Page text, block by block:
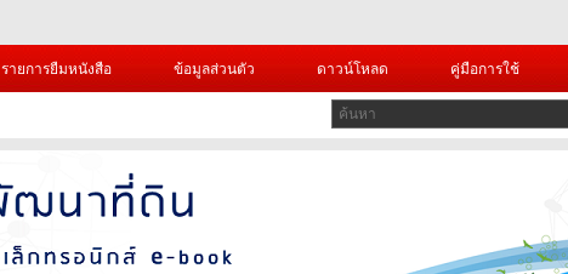
รายการยืมหนังสือ ข้อมูลส่วนตัว ดาวน์โหลด คู่มือการใช้